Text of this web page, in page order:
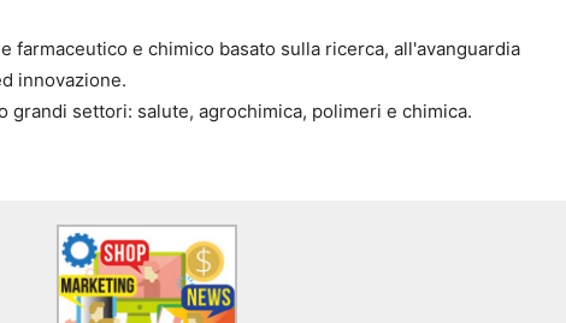
farmaceutico e chimico basato sulla ricerca, all'avanguardia
innovazione.
grandi settori: salute, agrochimica, polimeri e chimica.